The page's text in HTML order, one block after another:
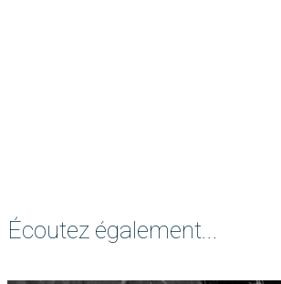
Écoutez également...